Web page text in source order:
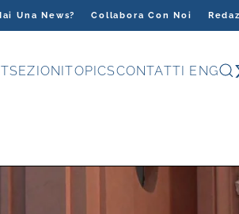
Una News? Collabora Con Noi
SEZIONITOPICSCONTATTI ENG